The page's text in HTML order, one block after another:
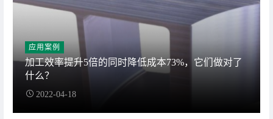
应用案例
加工效率提升5倍的同时降低成本73%，它们做对了
什么？
2022-04-18